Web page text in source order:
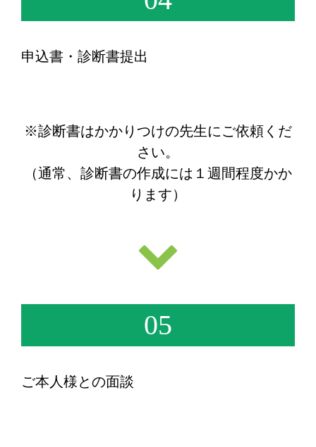
申込書・診断書提出
※診断書はかかりつけの先生にご依頼くだ
さい。
（通常、診断書の作成には１週間程度かか
ります）
05
ご本人様との面談